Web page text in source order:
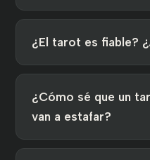
¿El tarot es fiable?
¿Cómo sé que un
van a estafar?